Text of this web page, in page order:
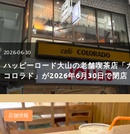
2026-06-30
ハッピーロード大山の老舗喫茶店「
コロラド」が2026年6月30日で閉店
店舗情報